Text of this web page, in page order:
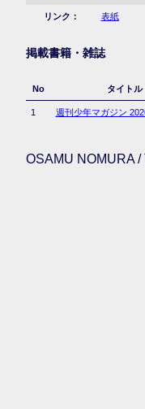
リンク： 表紙
掲載書籍・雑誌
No タイトル
1 週刊少年マガジン
OSAMU NOMURA